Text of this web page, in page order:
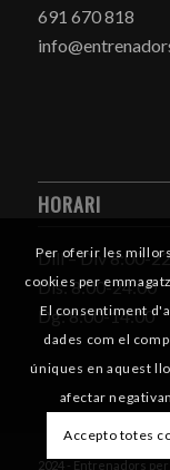
691 670 818
HORARI
Dill – Div 8:00-
Dis: 8:00-24:00
Dg: 8:00-14:00
2024 - Entrenadors
Per oferir les
cookies per
El consentiment
dades com el
úniques en aquest
afectar
Accepto totes